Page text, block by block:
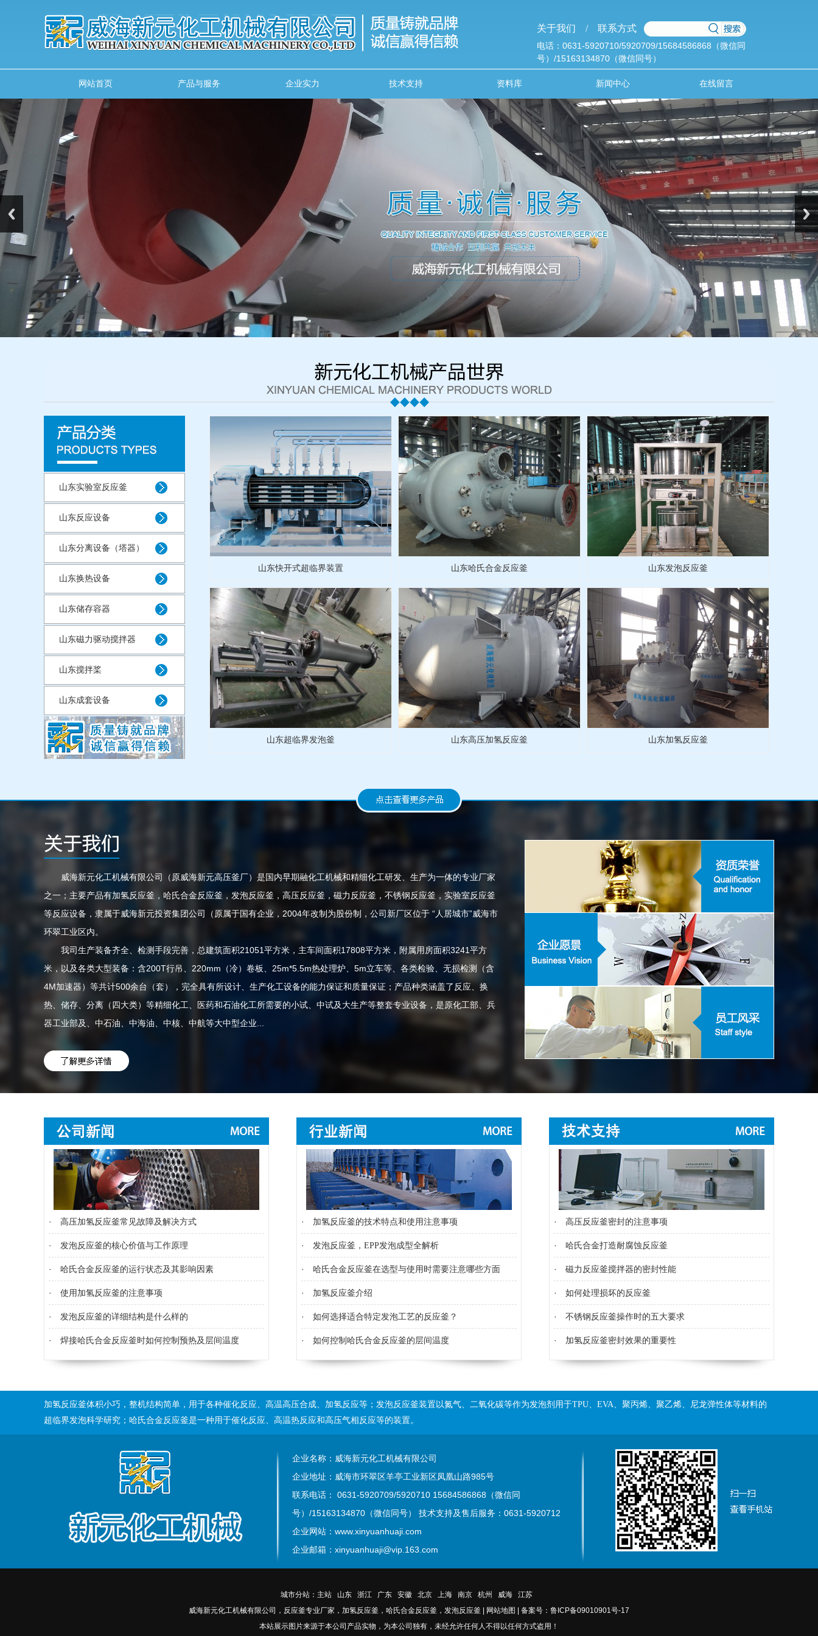
关于我们 /联系方式
电话：0631-5920710/5920709/15684586868（微信同
号）/15163134870（微信同号）
网站首页 产品与服务 企业实力 技术支持 资料库 新闻中心 在线留言
山东实验室反应釜
山东反应设备
山东分离设备（塔器）
山东换热设备
山东储存容器
山东磁力驱动搅拌器
山东搅拌桨
山东成套设备
山东快开式超临界装置 山东哈氏合金反应釜 山东发泡反应釜
山东超临界发泡釜 山东高压加氢反应釜 山东加氢反应釜
威海新元化工机械有限公司（原威海新元高压釜厂）是国内早期融化工机械和精细化工研发、生产为一体的专业厂家
之一；主要产品有加氢反应釜，哈氏合金反应釜，发泡反应釜， 高压反应釜 ， 磁力反应釜 ，不锈钢反应釜，实验室反应釜
等反应设备，隶属于威海新元投资集团公司（原属于国有企业，2004年改制为股份制，公司新厂区位于 “人居城市”威海市
环翠工业区内。
我司生产装备齐全、检测手段完善，总建筑面积21051平方米，主车间面积17808平方米，附属用房面积3241平方
米，以及各类大型装备：含200T行吊、220mm（冷）卷板、25m*5.5m热处理炉、5m立车等、各类检验、无损检测（含
4M加速器）等共计500余台（套），完全具有所设计、生产化工设备的能力保证和质量保证；产品种类涵盖了反应、换
热、储存、分离（四大类）等精细化工、医药和石油化工所需要的小试、中试及大生产等整套专业设备，是原化工部、兵
器工业部及、中石油、中海油、中核、中航等大中型企业...
· 高压加氢反应釜常见故障及解决方式
· 发泡反应釜的核心价值与工作原理
· 哈氏合金反应釜的运行状态及其影响因素
· 使用加氢反应釜的注意事项
· 发泡反应釜的详细结构是什么样的
· 焊接哈氏合金反应釜时如何控制预热及层间温度
· 加氢反应釜的技术特点和使用注意事项
· 发泡反应釜，EPP发泡成型全解析
· 哈氏合金反应釜在选型与使用时需要注意哪些方面
· 加氢反应釜介绍
· 如何选择适合特定发泡工艺的反应釜？
· 如何控制哈氏合金反应釜的层间温度
· 高压反应釜密封的注意事项
· 哈氏合金打造耐腐蚀反应釜
· 磁力反应釜搅拌器的密封性能
· 如何处理损坏的反应釜
· 不锈钢反应釜操作时的五大要求
· 加氢反应釜密封效果的重要性
加氢反应釜体积小巧，整机结构简单，用于各种催化反应、高温高压合成、加氢反应等；发泡反应釜装置以氮气、二氧化碳等作为发泡剂用于TPU、EVA、聚丙烯、聚乙烯、尼龙弹性体等材料的
超临界发泡科学研究；哈氏合金反应釜是一种用于催化反应、高温热反应和高压气相反应等的装置。
企业名称：威海新元化工机械有限公司
企业地址：威海市环翠区羊亭工业新区凤凰山路985号
联系电话： 0631-5920709/5920710 15684586868（微信同
号）/15163134870（微信同号）
技术支持及售后服务：0631-5920712
企业网站：www.xinyuanhuaji.com
企业邮箱：xinyuanhuaji@vip.163.com
城市分站： 主站 山东 浙江 广东 安徽 北京 上海 南京 杭州 威海
江苏
威海新元化工机械有限公司，反应釜专业厂家，加氢反应釜，哈氏合金反应釜，发泡反应釜
网站地图
备案号：鲁ICP备09010901号-17
本站展示图片来源于本公司产品实物，为本公司独有，未经允许任何人不得以任何方式盗用！